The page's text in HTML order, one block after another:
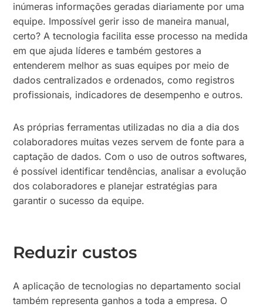
inúmeras informações geradas diariamente por uma
equipe. Impossível gerir isso de maneira manual,
certo? A tecnologia facilita esse processo na medida
em que ajuda líderes e também gestores a
entenderem melhor as suas equipes por meio de
dados centralizados e ordenados, como registros
profissionais, indicadores de desempenho e outros.
As próprias ferramentas utilizadas no dia a dia dos
colaboradores muitas vezes servem de fonte para a
captação de dados. Com o uso de outros softwares,
é possível identificar tendências, analisar a evolução
dos colaboradores e planejar estratégias para
garantir o sucesso da equipe.
Reduzir custos
A aplicação de tecnologias no departamento social
também representa ganhos a toda a empresa. O